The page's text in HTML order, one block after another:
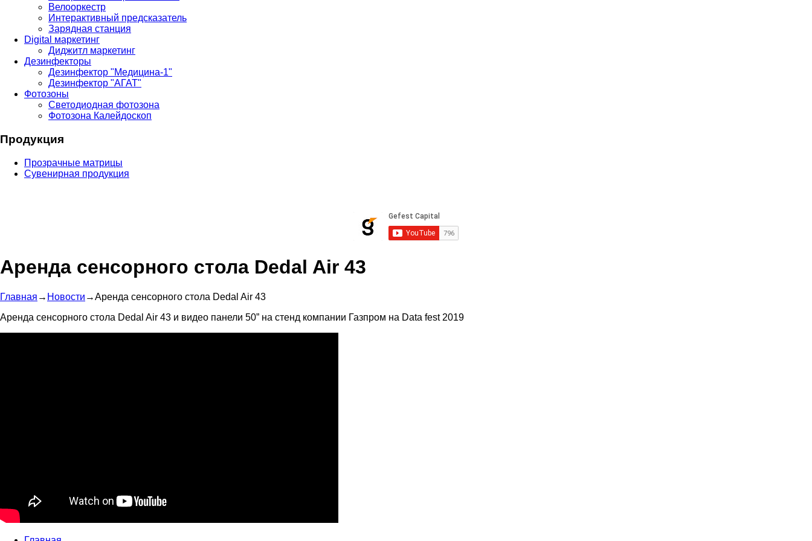
Велооркестр
Интерактивный предсказатель
Зарядная станция
Digital маркетинг
Диджитл маркетинг
Дезинфекторы
Дезинфектор "Медицина-1"
Дезинфектор "АГАТ"
Фотозоны
Светодиодная фотозона
Фотозона Калейдоскоп
Продукция
Прозрачные матрицы
Сувенирная продукция
Аренда сенсорного стола Dedal Air 43
Главная → Новости →Аренда сенсорного стола Dedal Air 43
Аренда сенсорного стола Dedal Air 43 и видео панели 50” на стенд компании Газпром на Data fest 2019